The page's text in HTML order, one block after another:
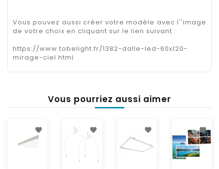
Vous pouvez aussi créer votre modèle avec l''image
de votre choix en cliquant sur le lien suivant :
https://www.tobelight.fr/1382-dalle-led-60x120-
mirage-ciel.html
Vous pourriez aussi aimer